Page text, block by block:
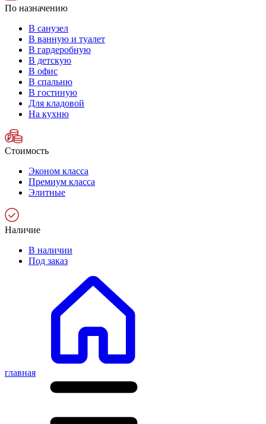
По назначению
В санузел
В ванную и туалет
В гардеробную
В детскую
В офис
В спальню
В гостиную
Для кладовой
На кухню
Стоимость
Эконом класса
Премиум класса
Элитные
Наличие
В наличии
Под заказ
главная